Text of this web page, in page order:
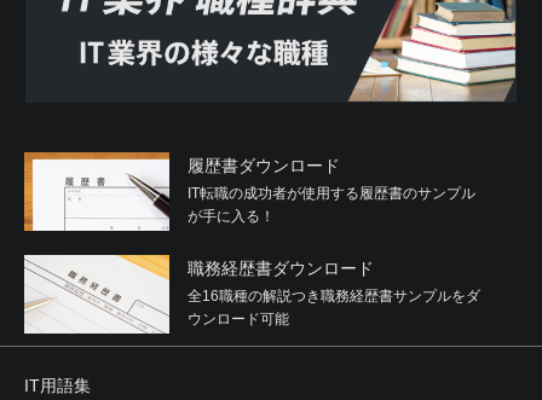
履歴書ダウンロード
IT転職の成功者が使用する履歴書のサンプル
が手に入る！
職務経歴書ダウンロード
全16職種の解説つき職務経歴書サンプルをダ
ウンロード可能
IT用語集